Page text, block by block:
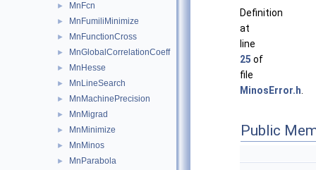
► MnFcn
► MnFumiliMinimize
► MnFunctionCross
► MnGlobalCorrelationCoeff
► MnHesse
► MnLineSearch
► MnMachinePrecision
► MnMigrad
► MnMinimize
► MnMinos
► MnParabola
Definition
at
line
25 of
file
MinosError.h
Public